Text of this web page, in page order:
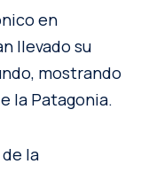
en
llevado su
mostrando
la Patagonia.
de la